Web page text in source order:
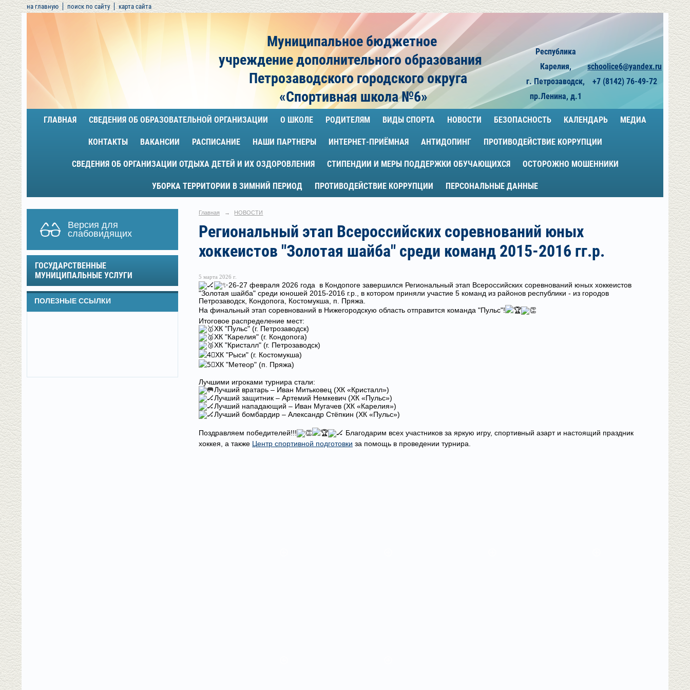
на главную поиск по сайту карта сайта
Муниципальное бюджетное
учреждениедополнительного образования
Петрозаводского городского округа
«Спортивная школа №6»
Республика
Карелия,
г. Петрозаводск,
пр.Ленина, д.1
schoolice6@yandex.ru
+7 (8142) 76-49-72
ГЛАВНАЯ СВЕДЕНИЯ ОБ ОБРАЗОВАТЕЛЬНОЙ ОРГАНИЗАЦИИ О ШКОЛЕ РОДИТЕЛЯМ ВИДЫ СПОРТА НОВОСТИ БЕЗОПАСНОСТЬ КАЛЕНДАРЬ МЕДИА
КОНТАКТЫ ВАКАНСИИ РАСПИСАНИЕ НАШИ ПАРТНЕРЫ ИНТЕРНЕТ-ПРИЁМНАЯ АНТИДОПИНГ ПРОТИВОДЕЙСТВИЕ КОРРУПЦИИ
СВЕДЕНИЯ ОБ ОРГАНИЗАЦИИ ОТДЫХА ДЕТЕЙ И ИХ ОЗДОРОВЛЕНИЯ СТИПЕНДИИ И МЕРЫ ПОДДЕРЖКИ ОБУЧАЮЩИХСЯ ОСТОРОЖНО МОШЕННИКИ
УБОРКА ТЕРРИТОРИИ В ЗИМНИЙ ПЕРИОД ПРОТИВОДЕЙСТВИЕ КОРРУПЦИИ ПЕРСОНАЛЬНЫЕ ДАННЫЕ
Версия для
слабовидящих
ГОСУДАРСТВЕННЫЕ
МУНИЦИПАЛЬНЫЕ УСЛУГИ
ПОЛЕЗНЫЕ ССЫЛКИ
Главная → НОВОСТИ
Региональный этап Всероссийских соревнований юных
хоккеистов "Золотая шайба" среди команд 2015-2016 гг.р.
5 марта 2026 г.
26-27 февраля 2026 года в Кондопоге завершился Региональный этап Всероссийских соревнований юных хоккеистов
"Золотая шайба" среди юношей 2015-2016 г.р., в котором приняли участие 5 команд из районов республики - из городов
Петрозаводск, Кондопога, Костомукша, п. Пряжа.
На финальный этап соревнований в Нижегородскую область отправится команда "Пульс"!
Итоговое распределение мест:
ХК "Пульс" (г. Петрозаводск)
ХК "Карелия" (г. Кондопога)
ХК "Кристалл" (г. Петрозаводск)
ХК "Рыси" (г. Костомукша)
ХК "Метеор" (п. Пряжа)
Лучшими игроками турнира стали:
Лучший вратарь – Иван Митьковец (ХК «Кристалл»)
Лучший защитник – Артемий Немкевич (ХК «Пульс»)
Лучший нападающий – Иван Мугачев (ХК «Карелия»)
Лучший бомбардир – Александр Стёпкин (ХК «Пульс»)
Поздравляем победителей!!!
Благодарим всех участников за яркую игру, спортивный азарт и настоящий праздник
хоккея, а также Центр спортивной подготовки за помощь в проведении турнира.